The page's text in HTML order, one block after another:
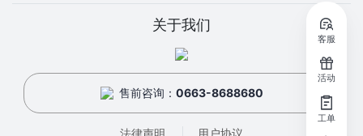
关于我们
售前咨询： 0663-8688680
法律声明 用户协议
客服
活动
工单